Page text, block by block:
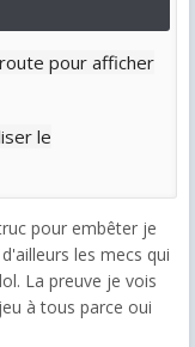
pour afficher
le
pour embêter je
les mecs qui
La preuve je vois
à tous parce oui